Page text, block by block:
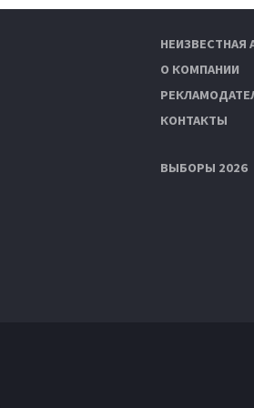
НЕИЗВЕСТНАЯ
О КОМПАНИИ
КОНТАКТЫ
ВЫБОРЫ 2026